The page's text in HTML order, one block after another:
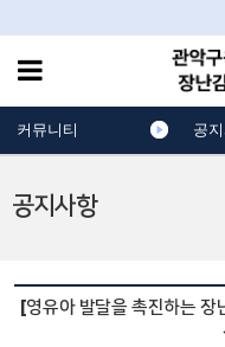
공지사항
커뮤니티 공
[영유아 발달을 촉진하는 장